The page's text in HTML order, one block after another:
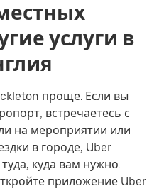
услуги в
проще. Если вы
встречаетесь с
на мероприятии или
в городе, Uber
куда вам нужно.
приложение Uber